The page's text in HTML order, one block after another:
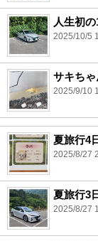
人生初
2025/10/5
サキち
2025/9/10
夏旅行4
2025/8/27
夏旅行3
2025/8/27